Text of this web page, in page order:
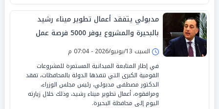
مدبولي يتفقد أعمال تطوير ميناء رشيد
بالبحيرة والمشروع يوفر 5000 فرصة عمل
السبت 13/يونيو/2026 - 07:04 م
في إطار المتابعة الميدانية المستمرة للمشروعات
القومية الكبرى التي تنفذها الدولة بالمحافظات، تفقد
الدكتور مصطفى مدبولي، رئيس مجلس الوزراء،
ومرافقوه، أعمال تطوير ميناء رشيد، وذلك خلال زيارته
اليوم إلى محافظة البحيرة.